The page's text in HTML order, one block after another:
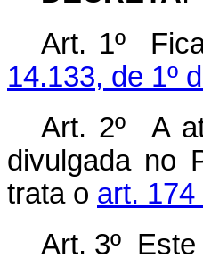
Art. 1º
14.133, de 1º
Art. 2º A
divulgada no
trata o art. 174
Art. 3º Este